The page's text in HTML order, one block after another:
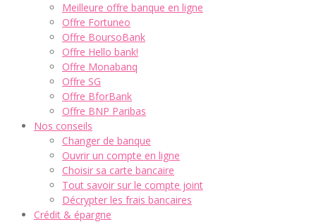
Meilleure offre banque en ligne
Offre Fortuneo
Offre BoursoBank
Offre Hello bank!
Offre Monabanq
Offre SG
Offre BforBank
Offre BNP Paribas
Nos conseils
Changer de banque
Ouvrir un compte en ligne
Choisir sa carte bancaire
Tout savoir sur le compte joint
Décrypter les frais bancaires
Crédit & épargne